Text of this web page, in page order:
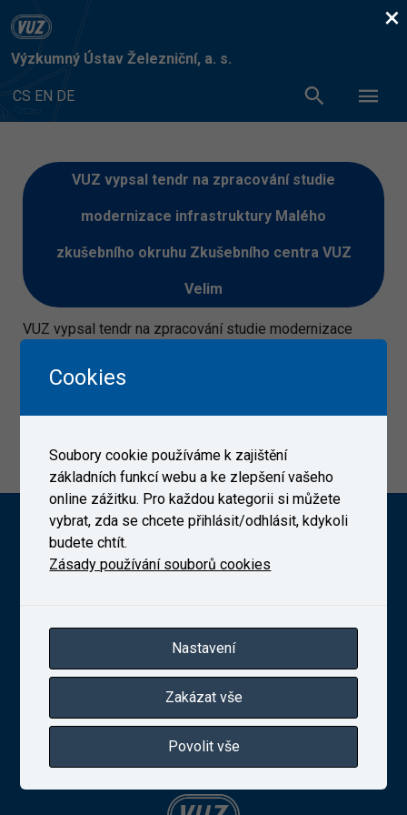
Výzkumný Ústav Železniční, a. s.
CS EN DE
VUZ vypsal tendr na zpracování studie
modernizace infrastruktury Malého
zkušebního okruhu Zkušebního centra VUZ
Velim
VUZ vypsal tendr na zpracování studie modernizace
centra VUZ Velim. Zadávací podmínky jsou uveřejněny na
https://tenderarena.cz/dodavatel/zakazka/547072
Výzkumný Ústav Železniční, a. s. (VUZ)
+420 241 493 135
Zapsaná v obchodním rejstříku vedeném Městským
soudem v Praze, oddíl B, vložka 10025
VUZ Slovakia, s. r. o.
×
Cookies
Soubory cookie používáme k zajištění
základních funkcí webu a ke zlepšení vašeho
online zážitku. Pro každou kategorii si můžete
vybrat, zda se chcete přihlásit/odhlásit, kdykoli
budete chtít.
Zásady používání souborů cookies
Nastavení
Zakázat vše
Povolit vše